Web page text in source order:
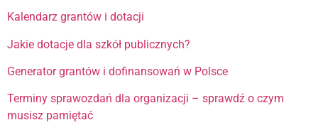
Kalendarz grantów i dotacji
Jakie dotacje dla szkół publicznych?
Generator grantów i dofinansowań w Polsce
Terminy sprawozdań dla organizacji – sprawdź o czym
musisz pamiętać